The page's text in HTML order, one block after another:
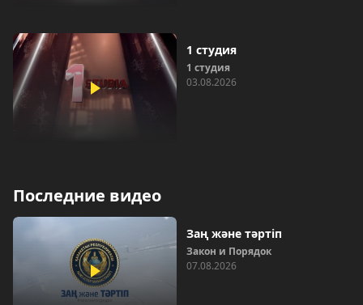
1 студия
1 студия
03.08.2026
Последние видео
Заң және тәртіп
Закон и Порядок
07.08.2026